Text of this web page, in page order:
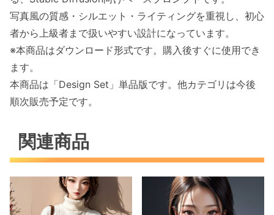
写真風の質感・シルエット・ライティングを重視し、初心
者から上級者まで扱いやすい設計になっています。
※本商品はダウンロード形式です。購入後すぐに使用でき
ます。
本商品は「Design Set」単品版です。他カテゴリは今後
順次販売予定です。
関連商品